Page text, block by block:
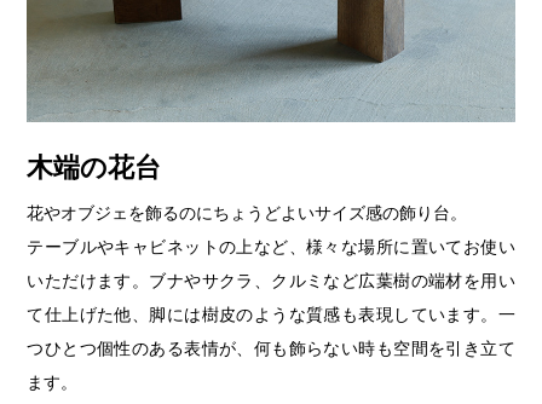
木端の花台
花やオブジェを飾るのにちょうどよいサイズ感の飾り台。
テーブルやキャビネットの上など、様々な場所に置いてお使い
いただけます。ブナやサクラ、クルミなど広葉樹の端材を用い
て仕上げた他、脚には樹皮のような質感も表現しています。一
つひとつ個性のある表情が、何も飾らない時も空間を引き立て
ます。